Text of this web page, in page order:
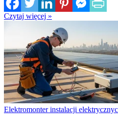
Czytaj więcej »
Elektromonter instalacji